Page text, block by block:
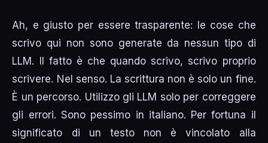
Ah, e giusto per essere trasparente: le cose che
scrivo qui non sono generate da nessun tipo di
LLM. Il fatto è che quando scrivo, scrivo proprio
scrivere. Nel senso. La scrittura non è solo un fine.
È un percorso. Utilizzo gli LLM solo per correggere
gli errori. Sono pessimo in italiano. Per fortuna il
significato di un testo non è vincolato alla